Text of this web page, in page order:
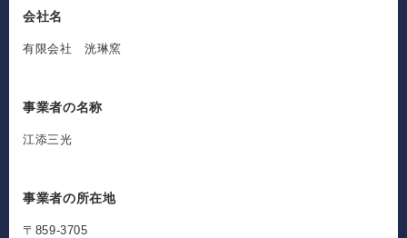
会社名
有限会社 洸琳窯
事業者の名称
江添三光
事業者の所在地
〒859-3705